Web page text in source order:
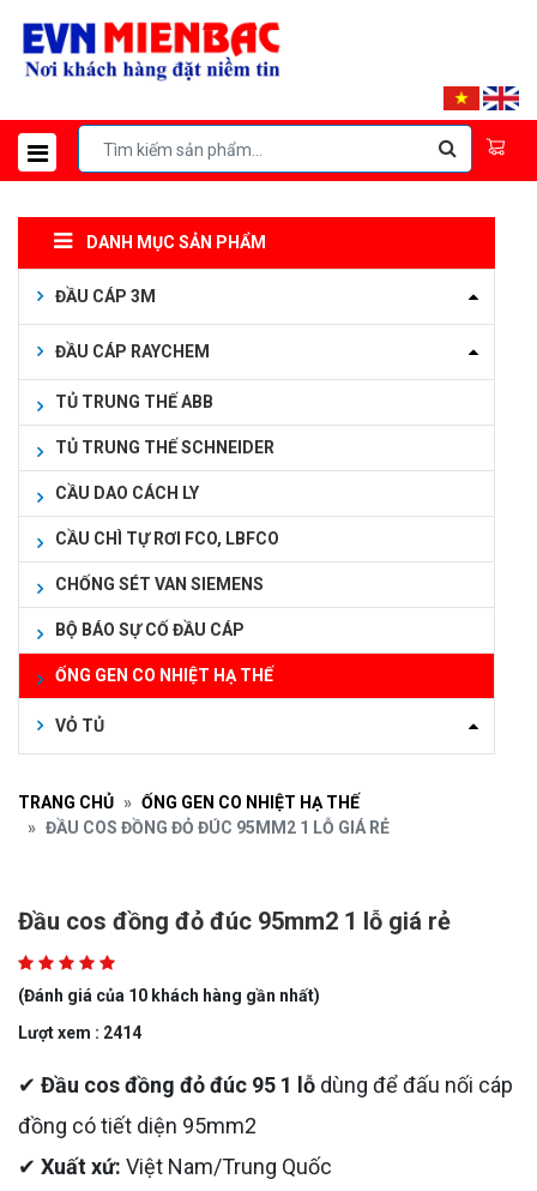
DANH MỤC SẢN PHẨM
ĐẦU CÁP 3M
ĐẦU CÁP RAYCHEM
TỦ TRUNG THẾ ABB
TỦ TRUNG THẾ SCHNEIDER
CẦU DAO CÁCH LY
CẦU CHÌ TỰ RƠI FCO, LBFCO
CHỐNG SÉT VAN SIEMENS
BỘ BÁO SỰ CỐ ĐẦU CÁP
ỐNG GEN CO NHIỆT HẠ THẾ
VỎ TỦ
TRANG CHỦ
ỐNG GEN CO NHIỆT HẠ THẾ
ĐẦU COS ĐỒNG ĐỎ ĐÚC 95MM2 1 LỖ GIÁ RẺ
Đầu cos đồng đỏ đúc 95mm2 1 lỗ giá rẻ
(Đánh giá của 10 khách hàng gần nhất)
Lượt xem : 2414
✔ Đầu cos đồng đỏ đúc 95 1 lỗ dùng để đấu nối cáp
đồng có tiết diện 95mm2
✔ Xuất xứ: Việt Nam/Trung Quốc